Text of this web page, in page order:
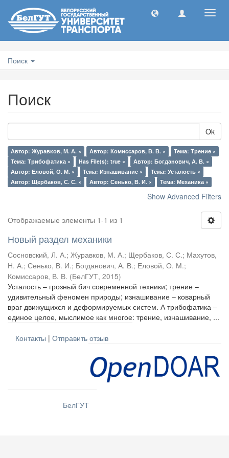
Поиск
Поиск
Ok
Автор: Журавков, М. А. × Автор: Комиссаров, В. В. ×
Тема: Трение ×
Тема: Трибофатика ×
Has File(s): true ×
Автор: Богданович, А. В. ×
Автор: Еловой, О. М. ×
Тема: Изнашивание ×
Тема: Усталость ×
Автор: Щербаков, С. С. ×
Автор: Сенько, В. И. × Тема: Механика ×
Show Advanced Filters
Отображаемые элементы 1-1 из 1
Новый раздел механики
Сосновский, Л. А.; Журавков, М. А.; Щербаков, С. С.; Махутов,
Н. А.; Сенько, В. И.; Богданович, А. В.; Еловой, О. М.;
Комиссаров, В. В. (БелГУТ, 2015)
Усталость – грозный бич современной техники; трение –
удивительный феномен природы; изнашивание – коварный
враг движущихся и деформируемых систем. А трибофатика –
единое целое, мыслимое как многое: трение, изнашивание, ...
Контакты | Отправить отзыв
БелГУТ